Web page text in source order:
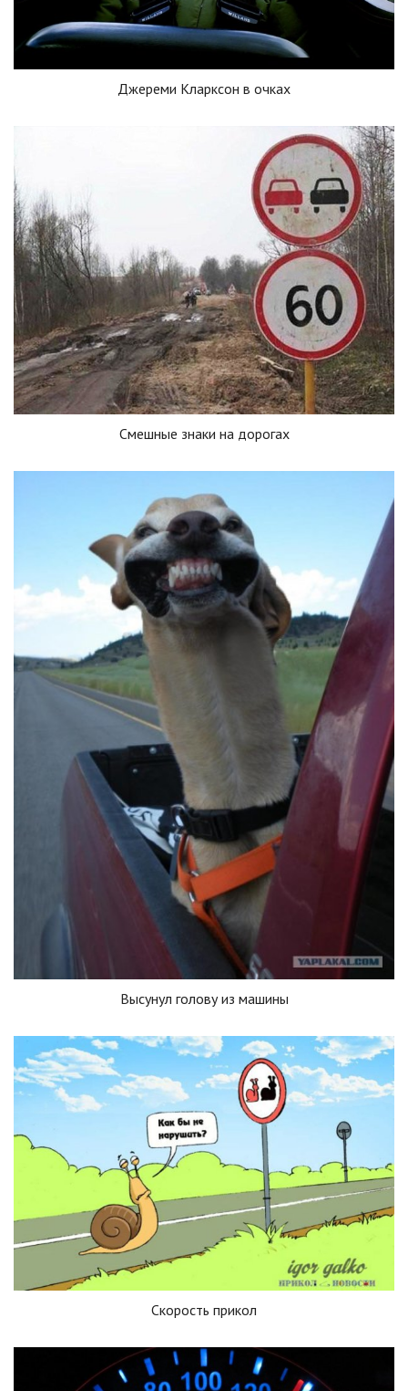
Джереми Кларксон в очках
Смешные знаки на дорогах
Высунул голову из машины
Скорость прикол